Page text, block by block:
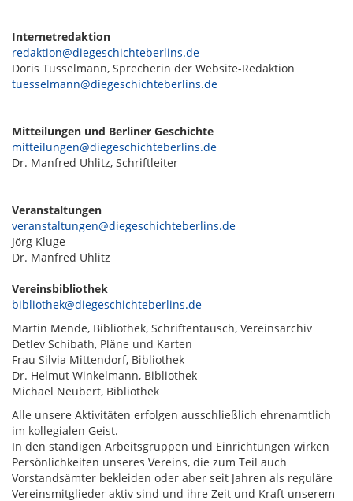
Internetredaktion
redaktion@diegeschichteberlins.de
Doris Tüsselmann, Sprecherin der Website-Redaktion
tuesselmann@diegeschichteberlins.de
Mitteilungen und Berliner Geschichte
mitteilungen@diegeschichteberlins.de
Dr. Manfred Uhlitz, Schriftleiter
Veranstaltungen
veranstaltungen@diegeschichteberlins.de
Jörg Kluge
Dr. Manfred Uhlitz
Vereinsbibliothek
bibliothek@diegeschichteberlins.de
Martin Mende, Bibliothek, Schriftentausch, Vereinsarchiv
Detlev Schibath, Pläne und Karten
Frau Silvia Mittendorf, Bibliothek
Dr. Helmut Winkelmann, Bibliothek
Michael Neubert, Bibliothek
Alle unsere Aktivitäten erfolgen ausschließlich ehrenamtlich
im kollegialen Geist.
In den ständigen Arbeitsgruppen und Einrichtungen wirken
Persönlichkeiten unseres Vereins, die zum Teil auch
Vorstandsämter bekleiden oder aber seit Jahren als reguläre
Vereinsmitglieder aktiv sind und ihre Zeit und Kraft unserem